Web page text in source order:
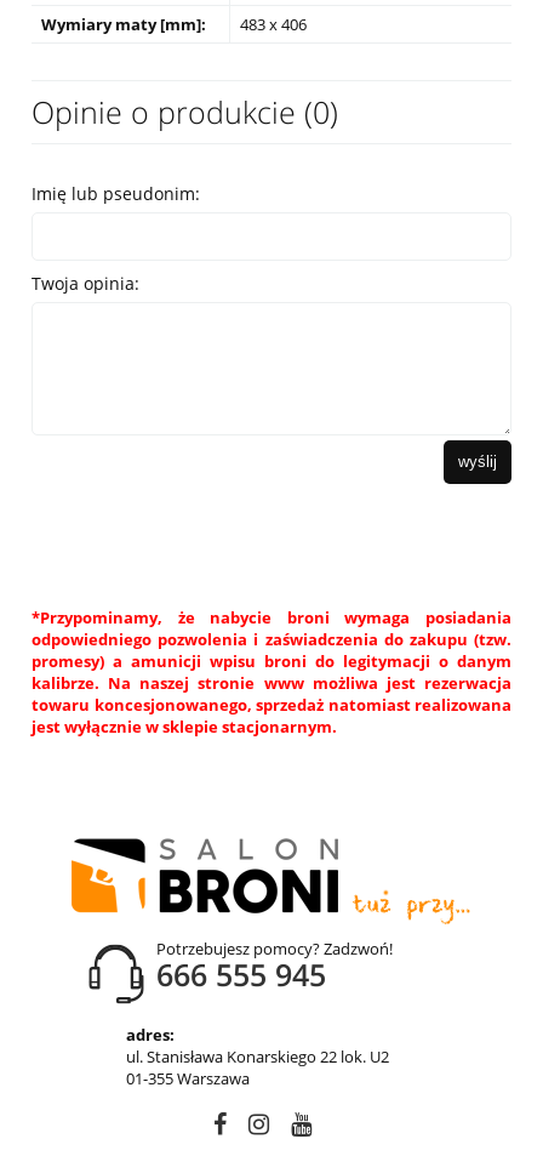
Wymiary maty [mm]:
483 x 406
Opinie o produkcie (0)
Imię lub pseudonim:
Twoja opinia:
wyślij
*Przypominamy, że nabycie broni wymaga posiadania
odpowiedniego pozwolenia i zaświadczenia do zakupu (tzw.
promesy) a amunicji wpisu broni do legitymacji o danym
kalibrze. Na naszej stronie www możliwa jest rezerwacja
towaru koncesjonowanego, sprzedaż natomiast realizowana
jest wyłącznie w sklepie stacjonarnym.
Potrzebujesz pomocy? Zadzwoń!
666 555 945
adres:
ul. Stanisława Konarskiego 22 lok. U2
01-355 Warszawa